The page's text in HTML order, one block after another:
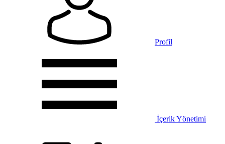
Profil
İçerik Yönetimi